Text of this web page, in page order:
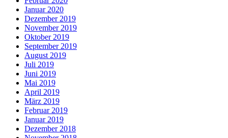
Januar 2020
Dezember 2019
November 2019
Oktober 2019
September 2019
August 2019
Juli 2019
Juni 2019
Mai 2019
April 2019
März 2019
Februar 2019
Januar 2019
Dezember 2018